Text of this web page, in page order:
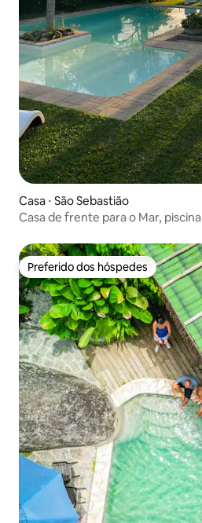
Casa ⋅ São Sebastião
Casa de frente para o Mar, piscina
Preferido dos hóspedes
Preferido dos hóspedes